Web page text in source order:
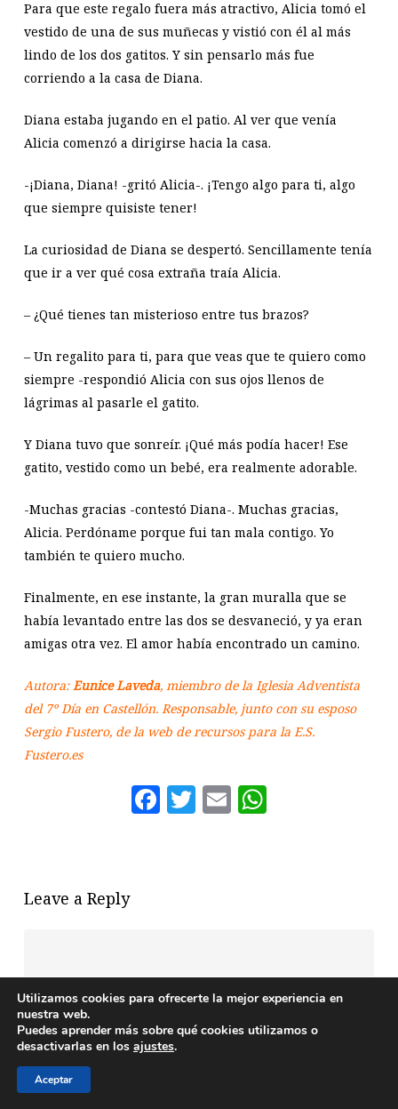
Para que este regalo fuera más atractivo, Alicia tomó el
vestido de una de sus muñecas y vistió con él al más
lindo de los dos gatitos. Y sin pensarlo más fue
corriendo a la casa de Diana.
Diana estaba jugando en el patio. Al ver que venía
Alicia comenzó a dirigirse hacia la casa.
-¡Diana, Diana! -gritó Alicia-. ¡Tengo algo para ti, algo
que siempre quisiste tener!
La curiosidad de Diana se despertó. Sencillamente tenía
que ir a ver qué cosa extraña traía Alicia.
– ¿Qué tienes tan misterioso entre tus brazos?
– Un regalito para ti, para que veas que te quiero como
siempre -respondió Alicia con sus ojos llenos de
lágrimas al pasarle el gatito.
Y Diana tuvo que sonreír. ¡Qué más podía hacer! Ese
gatito, vestido como un bebé, era realmente adorable.
-Muchas gracias -contestó Diana-. Muchas gracias,
Alicia. Perdóname porque fui tan mala contigo. Yo
también te quiero mucho.
Finalmente, en ese instante, la gran muralla que se
había levantado entre las dos se desvaneció, y ya eran
amigas otra vez. El amor había encontrado un camino.
Autora:Eunice Laveda, miembro de la Iglesia Adventista
del 7º Día en Castellón. Responsable, junto con su esposo
Sergio Fustero, de la web de recursos para la E.S.
Fustero.es
Facebook
Twitter
Email
Leave a Reply
Utilizamos cookies para ofrecerte la mejor experiencia en
nuestra web.
Puedes aprender más sobre qué cookies utilizamos o
desactivarlas en los ajustes.
Aceptar